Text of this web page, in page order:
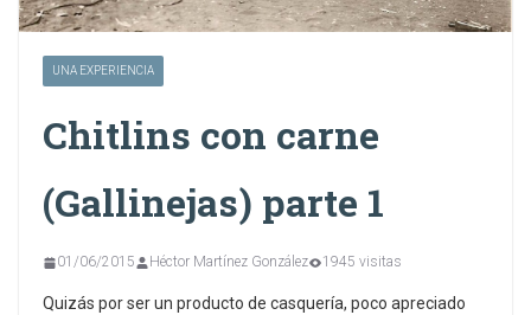
UNA EXPERIENCIA
Chitlins con carne
(Gallinejas) parte 1
01/06/2015 Héctor Martínez González 1945 visitas
Quizás por ser un producto de casquería, poco apreciado